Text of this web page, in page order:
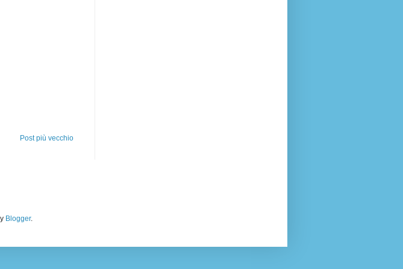
Post più vecchio
Blogger.